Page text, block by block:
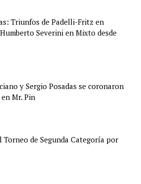
Triunfos de Padelli-Fritz en
Severini en Mixto desde
y Sergio Posadas se coronaron
Mr. Pin
Torneo de Segunda Categoría por